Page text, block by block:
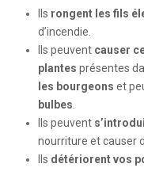
Ils rongent les fils
d’incendie.
Ils peuvent causer
plantes présentes
les bourgeons et
bulbes
Ils peuvent
nourriture et causer
Ils détériorent vos